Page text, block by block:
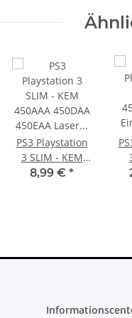
PS3 Playstation
3 SLIM - KEM
450AAA 450DAA
8,99 € *
Netzteil 220V 135
- 10.83A * neuXBOX
Slim Netzteil
23,99 €*